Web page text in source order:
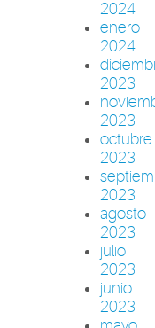
2024
enero
2024
2023
2023
octubre
2023
2023
agosto
2023
julio
2023
junio
2023